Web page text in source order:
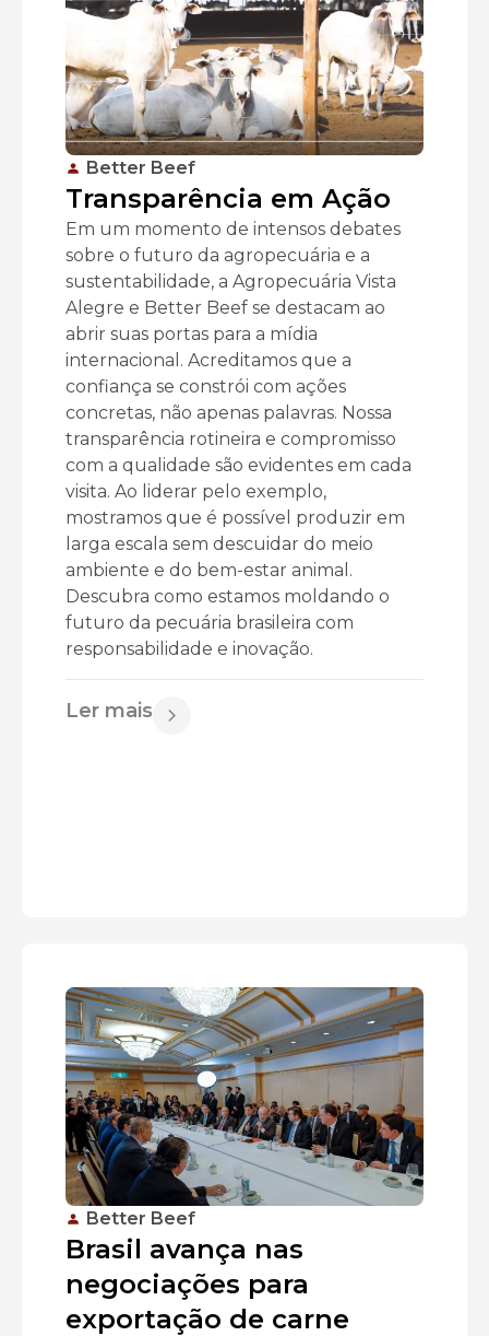
Better Beef
Transparência em Ação
Em um momento de intensos debates
sobre o futuro da agropecuária e a
sustentabilidade, a Agropecuária Vista
Alegre e Better Beef se destacam ao
abrir suas portas para a mídia
internacional. Acreditamos que a
confiança se constrói com ações
concretas, não apenas palavras. Nossa
transparência rotineira e compromisso
com a qualidade são evidentes em cada
visita. Ao liderar pelo exemplo,
mostramos que é possível produzir em
larga escala sem descuidar do meio
ambiente e do bem-estar animal.
Descubra como estamos moldando o
futuro da pecuária brasileira com
responsabilidade e inovação.
Ler mais
Better Beef
Brasil avança nas
negociações para
exportação de carne